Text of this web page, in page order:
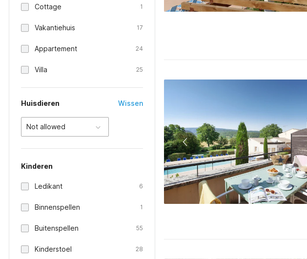
Cottage 1
Vakantiehuis 17
Appartement 24
Villa 25
Huisdieren Wissen
Not allowed
Kinderen
Ledikant 6
Binnenspellen 1
Buitenspellen 55
Kinderstoel 28